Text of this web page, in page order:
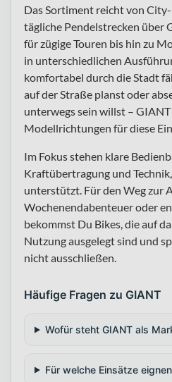
Das Sortiment reicht von
tägliche Pendelstrecken über
für zügige Touren bis hin zu
in unterschiedlichen
komfortabel durch die Stadt
auf der Straße planst oder
unterwegs sein willst –
Modellrichtungen für diese
Im Fokus stehen klare
Kraftübertragung und
unterstützt. Für den Weg zur
Wochenendabenteuer oder
bekommst Du Bikes, die auf
Nutzung ausgelegt sind und
nicht ausschließen.
Häufige Fragen zu GIANT
Wofür steht GIANT als
Für welche Einsätze